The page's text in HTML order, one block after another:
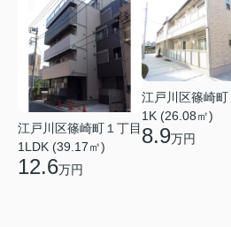
江戸川区篠崎町１丁目
1LDK (39.17㎡)
12.6万円
江戸川区篠崎町
1K (26.08㎡)
8.9万円